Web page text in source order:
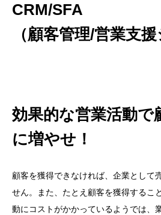
CRM/SFA
（顧客管理/営業支援
効果的な営業活動で
に増やせ！
顧客を獲得できなければ、企業として
せん。また、たとえ顧客を獲得するこ
動にコストがかかっているようでは、